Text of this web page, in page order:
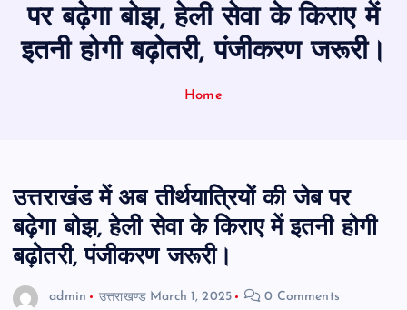
पर बढ़ेगा बोझ, हेली सेवा के किराए में
इतनी होगी बढ़ोतरी, पंजीकरण जरूरी।
Home
उत्तराखंड में अब तीर्थयात्रियों की जेब पर
बढ़ेगा बोझ, हेली सेवा के किराए में इतनी होगी
बढ़ोतरी, पंजीकरण जरूरी।
admin उत्तराखण्ड March 1, 2025 0 Comments